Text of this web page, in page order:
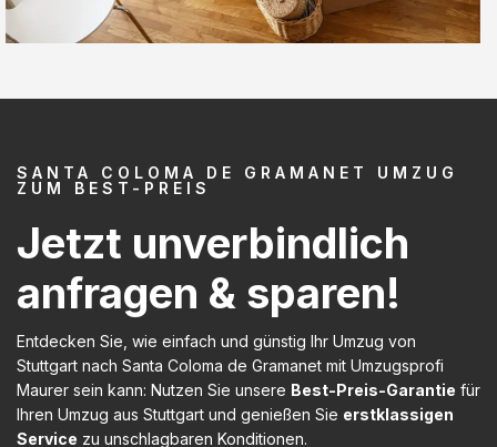
SANTA COLOMA DE GRAMANET UMZUG
ZUM BEST-PREIS
Jetzt unverbindlich
anfragen & sparen!
Entdecken Sie, wie einfach und günstig Ihr Umzug von
Stuttgart nach Santa Coloma de Gramanet mit Umzugsprofi
Maurer sein kann: Nutzen Sie unsere Best-Preis-Garantie für
Ihren Umzug aus Stuttgart und genießen Sie erstklassigen
Service zu unschlagbaren Konditionen.